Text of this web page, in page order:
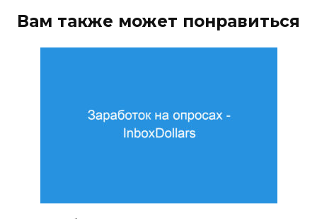
Вам также может понравиться